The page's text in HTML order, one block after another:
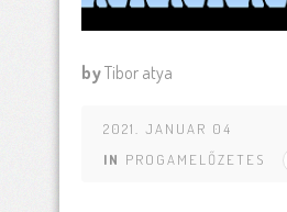
byTibor atya
2021. JANUAR 04
IN PROGAMELŐZETES